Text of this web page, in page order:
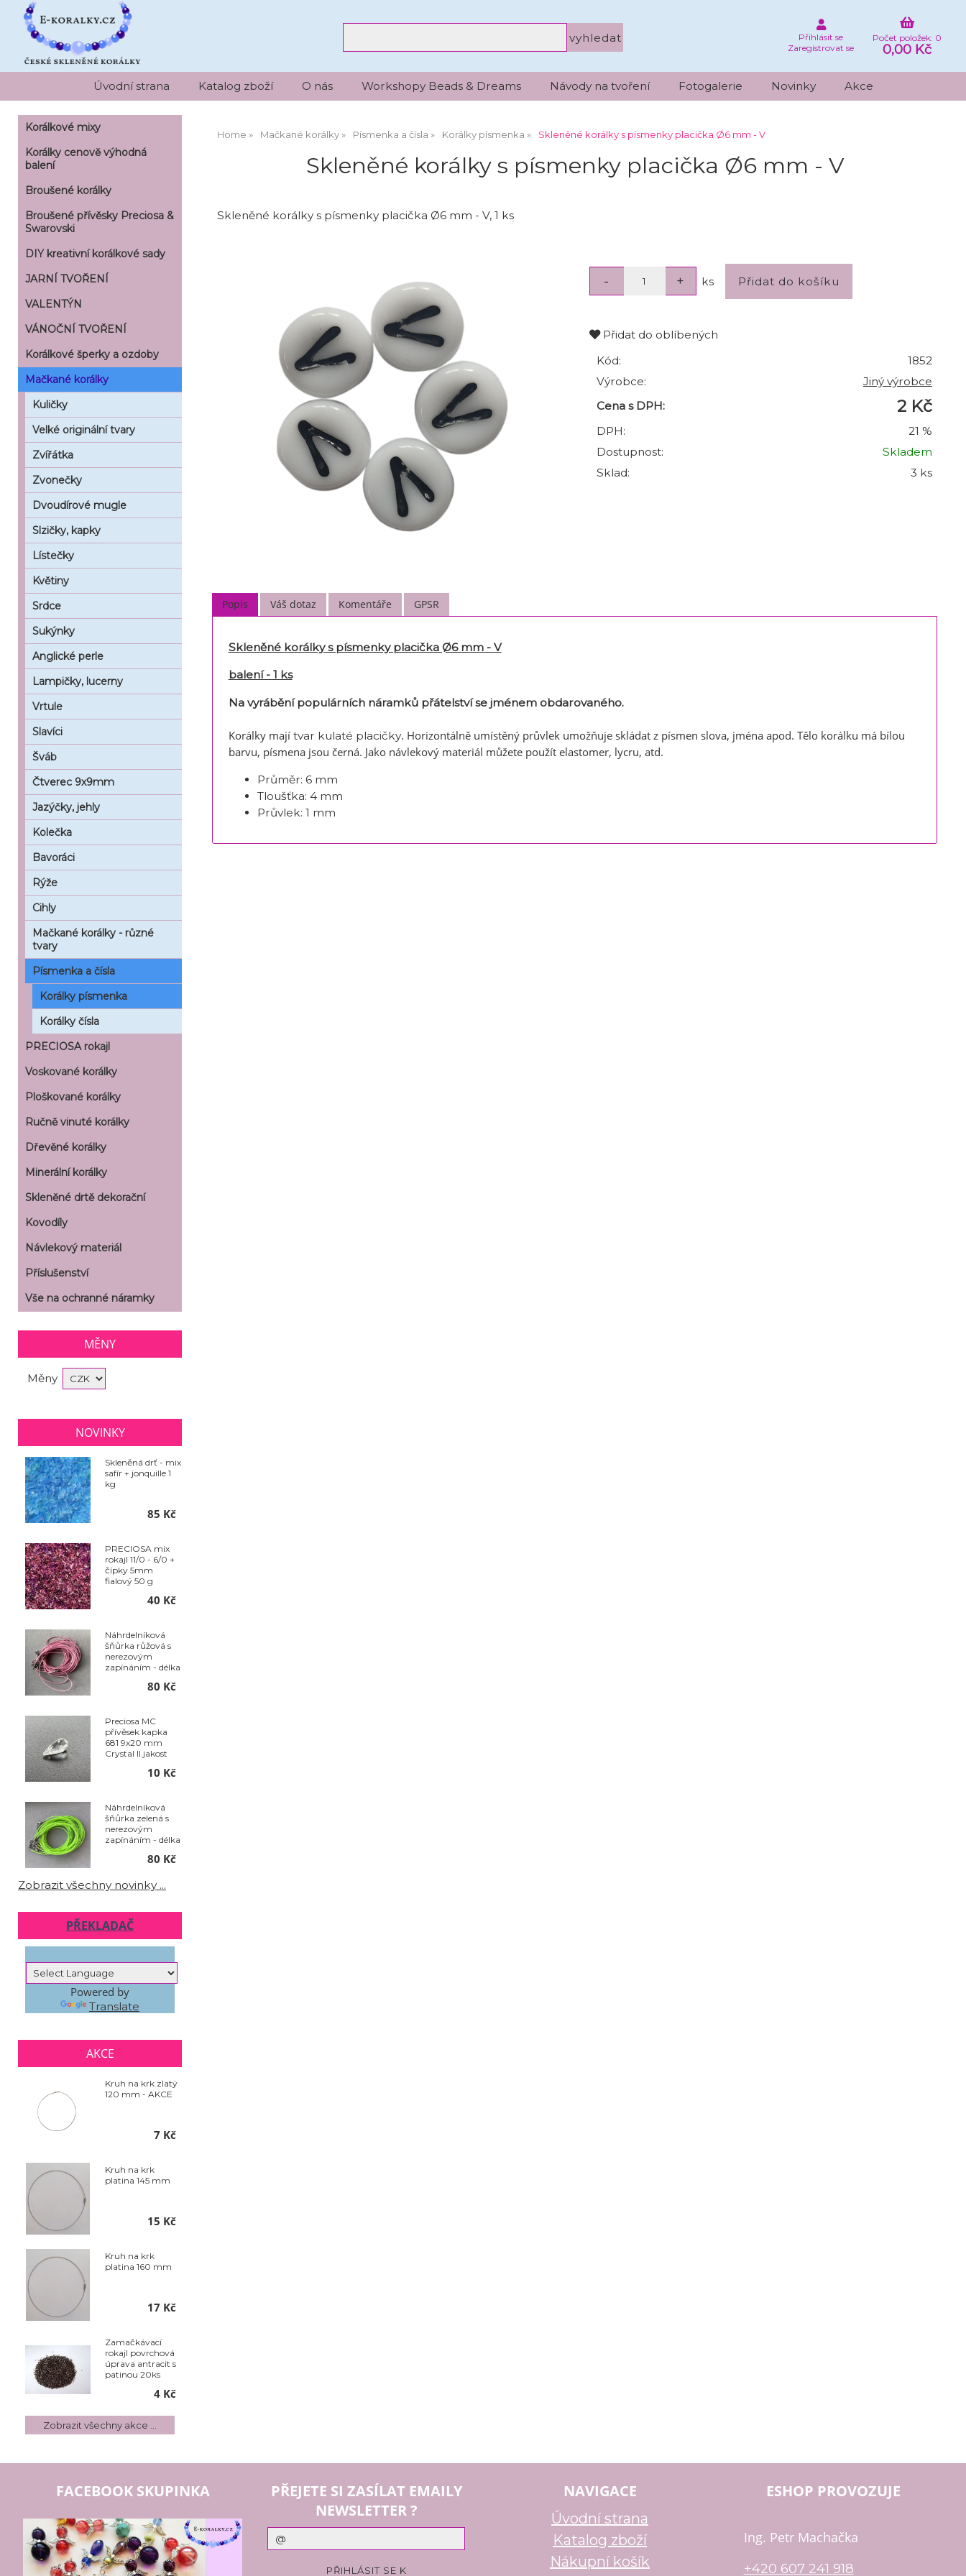
Počet položek: 0
0,00 Kč
Přihlásit se
Zaregistrovat se
Úvodní strana Katalog zboží O nás Workshopy Beads & Dreams Návody na tvoření Fotogalerie Novinky Akce
Home Mačkané korálky Písmenka a čísla Korálky písmenka Skleněné korálky s písmenky placička Ø6 mm - V
Skleněné korálky s písmenky placička Ø6 mm - V
Skleněné korálky s písmenky placička Ø6 mm - V, 1 ks
ks
Přidat do oblíbených
Kód:
1852
Výrobce:
Jiný výrobce
Cena s DPH:
2 Kč
DPH:
21 %
Dostupnost:
Skladem
Sklad:
3 ks
Popis Váš dotaz Komentáře GPSR
Skleněné korálky s písmenky placička Ø6 mm - V
balení - 1 ks
Na vyrábění populárních náramků přátelství se jménem obdarovaného.
Korálky mají tvar kulaté placičky. Horizontálně umístěný průvlek umožňuje skládat z písmen slova, jména apod. Tělo korálku má bílou
barvu, písmena jsou černá. Jako návlekový materiál můžete použít elastomer, lycru, atd.
Průměr: 6 mm
Tloušťka: 4 mm
Průvlek: 1 mm
Korálkové mixy
Korálky cenově výhodná
balení
Broušené korálky
Broušené přívěsky Preciosa &
Swarovski
DIY kreativní korálkové sady
JARNÍ TVOŘENÍ
VALENTÝN
VÁNOČNÍ TVOŘENÍ
Korálkové šperky a ozdoby
Mačkané korálky
Kuličky
Velké originální tvary
Zvířátka
Zvonečky
Dvoudírové mugle
Slzičky, kapky
Lístečky
Květiny
Srdce
Sukýnky
Anglické perle
Lampičky, lucerny
Vrtule
Slavíci
Šváb
Čtverec 9x9mm
Jazýčky, jehly
Kolečka
Bavoráci
Rýže
Cihly
Mačkané korálky - různé
tvary
Písmenka a čísla
Korálky písmenka
Korálky čísla
PRECIOSA rokajl
Voskované korálky
Ploškované korálky
Ručně vinuté korálky
Dřevěné korálky
Minerální korálky
Skleněné drtě dekorační
Kovodíly
Návlekový materiál
Příslušenství
Vše na ochranné náramky
MĚNY
Měny
NOVINKY
Skleněná drť - mix
safír + jonquille 1
kg
85 Kč
PRECIOSA mix
rokajl 11/0 - 6/0 +
čípky 5mm
fialový 50 g
40 Kč
Náhrdelníková
šňůrka růžová s
nerezovým
zapínáním - délka
80 Kč
Preciosa MC
přívěsek kapka
681 9x20 mm
Crystal II.jakost
10 Kč
Náhrdelníková
šňůrka zelená s
nerezovým
zapínáním - délka
80 Kč
Zobrazit všechny novinky ...
PŘEKLADAČ
Powered by
Translate
AKCE
Kruh na krk zlatý
120 mm - AKCE
7 Kč
Kruh na krk
platina 145 mm
15 Kč
Kruh na krk
platina 160 mm
17 Kč
Zamačkávací
rokajl povrchová
úprava antracit s
patinou 20ks
4 Kč
Zobrazit všechny akce ...
FACEBOOK SKUPINKA
PŘEJETE SI ZASÍLAT EMAILY
NEWSLETTER ?
NAVIGACE
Úvodní strana
Katalog zboží
Nákupní košík
ESHOP PROVOZUJE
Ing. Petr Machačka
+420 607 241 918